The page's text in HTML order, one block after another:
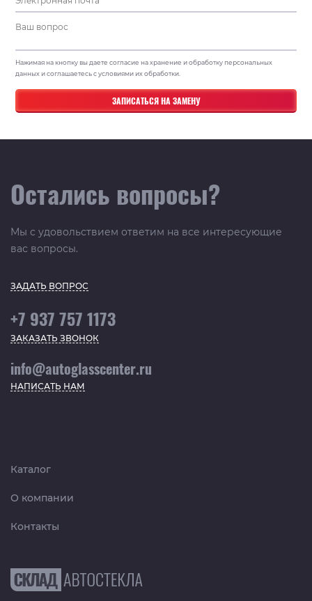
Нажимая на кнопку вы даете согласие на хранение и обработку персональных
данных и соглашаетесь с условиями их обработки.
Остались вопросы?
Мы с удовольствием ответим на все интересующие
вас вопросы.
ЗАДАТЬ ВОПРОС
+7 937 757 1173
ЗАКАЗАТЬ ЗВОНОК
info@autoglasscenter.ru
НАПИСАТЬ НАМ
Каталог
О компании
Контакты